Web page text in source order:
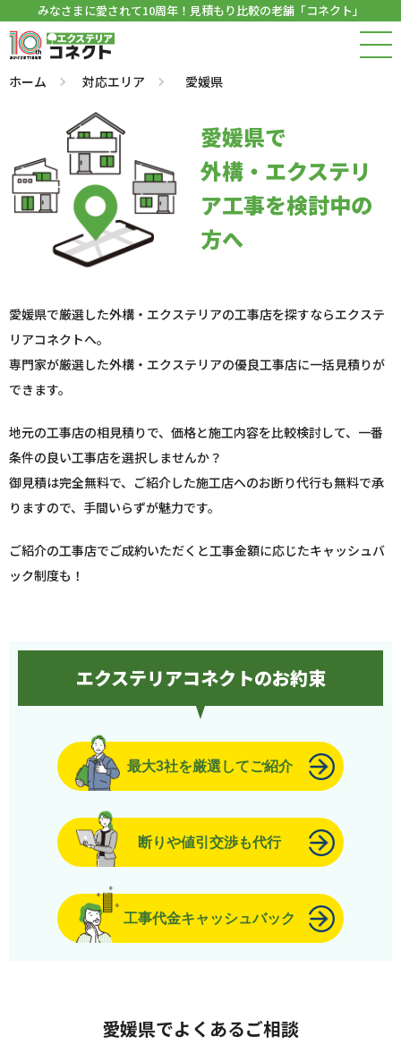
みなさまに愛されて10周年！見積もり比較の老舗「コネクト」
ホーム 対応エリア 愛媛県
愛媛県で
外構・エクステリ
ア工事を検討中の
方へ
愛媛県で厳選した外構・エクステリアの工事店を探すならエクステ
リアコネクトへ。
専門家が厳選した外構・エクステリアの優良工事店に一括見積りが
できます。
地元の工事店の相見積りで、価格と施工内容を比較検討して、一番
条件の良い工事店を選択しませんか？
御見積は完全無料で、ご紹介した施工店へのお断り代行も無料で承
りますので、手間いらずが魅力です。
ご紹介の工事店でご成約いただくと工事金額に応じたキャッシュバ
ック制度も！
エクステリアコネクトのお約束
最大3社を厳選してご紹介
断りや値引交渉も代行
工事代金キャッシュバック
愛媛県でよくあるご相談